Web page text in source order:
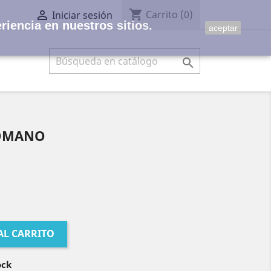
 Iniciar sesión shopping_cart Carrito (0)

CARRITO
en nuestros sitios. aceptar